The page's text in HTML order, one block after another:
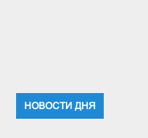
НОВОСТИ ДНЯ